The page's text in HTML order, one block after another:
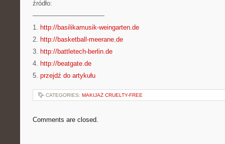
źródło:
———————————
1. http://basilikamusik-weingarten.de
2. http://basketball-meerane.de
3. http://battletech-berlin.de
4. http://beatgate.de
5. przejdź do artykułu
CATEGORIES: MAKIJAŻ CRUELTY-FREE
Comments are closed.